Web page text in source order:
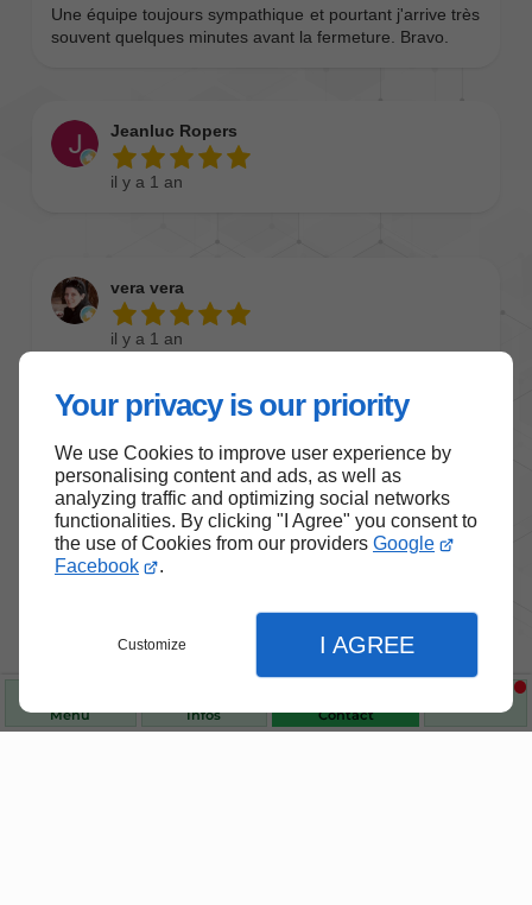
Your privacy is our priority
We use Cookies to improve user experience by
personalising content and ads, as well as
analyzing traffic and optimizing social networks
functionalities. By clicking "I Agree" you consent to
the use of Cookies from our providers Google
Facebook
.
Customize I AGREE
Menu Infos Contact
Nos produits de santé et de
Choisissez des produits fiables pour vous